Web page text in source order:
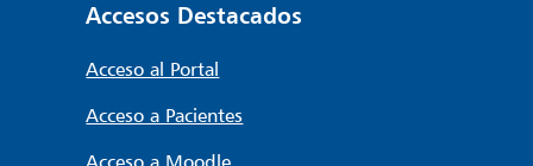
Accesos Destacados
Acceso al Portal
Acceso a Pacientes
Acceso a Moodle